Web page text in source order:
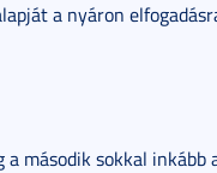
a nyáron
második sokkal